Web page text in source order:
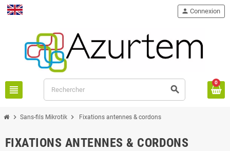
view_headline search
English person Connexion
0
chevron_right Sans-fils Mikrotik chevron_right Fixations antennes & cordons
FIXATIONS ANTENNES & CORDONS